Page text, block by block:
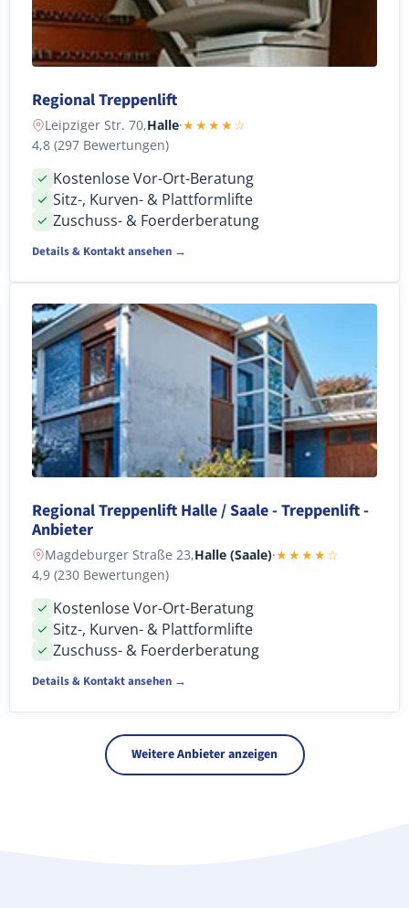
Regional Treppenlift
Leipziger Str. 70,Halle·★★★★☆
4,8 (297 Bewertungen)
Kostenlose Vor-Ort-Beratung
Sitz-, Kurven- & Plattformlifte
Zuschuss- & Foerderberatung
Details & Kontakt ansehen →
Regional Treppenlift Halle / Saale - Treppenlift -
Anbieter
Magdeburger Straße 23,Halle (Saale)·★★★★☆
4,9 (230 Bewertungen)
Kostenlose Vor-Ort-Beratung
Sitz-, Kurven- & Plattformlifte
Zuschuss- & Foerderberatung
Details & Kontakt ansehen →
Weitere Anbieter anzeigen